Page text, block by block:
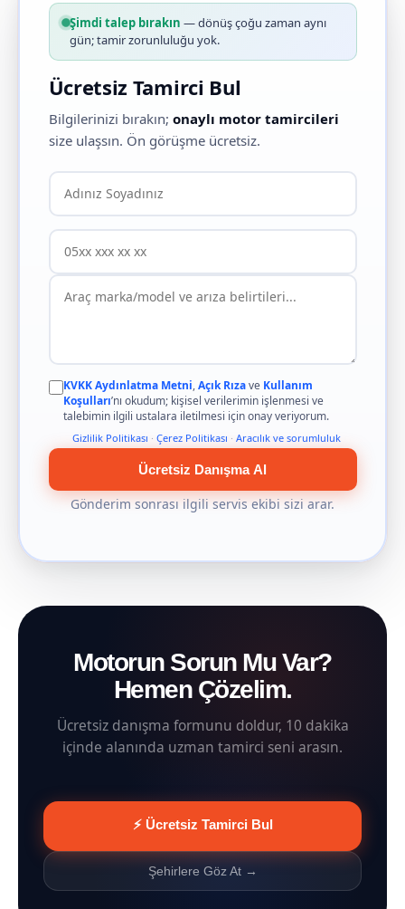
Şimdi talep bırakın — dönüş çoğu zaman aynı
gün; tamir zorunluluğu yok.
Ücretsiz Tamirci Bul
Bilgilerinizi bırakın; onaylı motor tamircileri
size ulaşsın. Ön görüşme ücretsiz.
KVKK Aydınlatma Metni,Açık Rızave Kullanım
Koşulları’nı okudum; kişisel verilerimin işlenmesi ve
talebimin ilgili ustalara iletilmesi için onay veriyorum.
Gizlilik Politikası · Çerez Politikası · Aracılık ve sorumluluk
Ücretsiz Danışma Al
Gönderim sonrası ilgili servis ekibi sizi arar.
Motorun Sorun Mu Var?
Hemen Çözelim.
Ücretsiz danışma formunu doldur, 10 dakika
içinde alanında uzman tamirci seni arasın.
⚡ Ücretsiz Tamirci Bul
Şehirlere Göz At →